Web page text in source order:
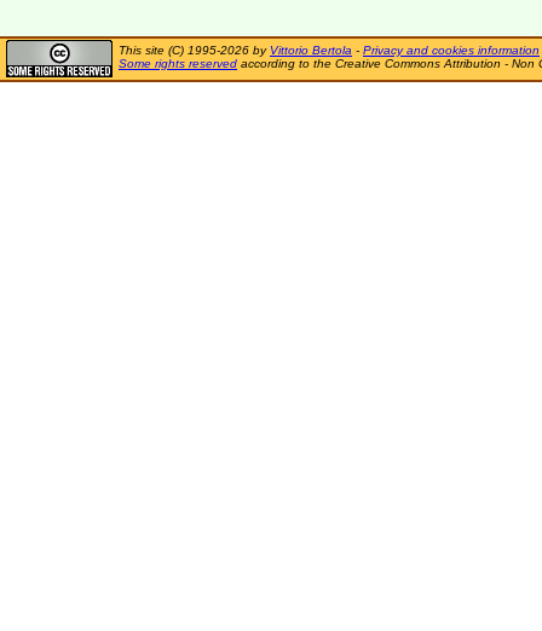
This site (C) 1995-2026 by Vittorio Bertola - Privacy and cookies information
Some rights reserved according to the Creative Commons Attribution - Non